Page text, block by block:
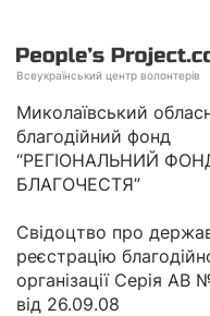
Всеукраїнський центр волонтерів
Миколаївський
благодійний фонд
“РЕГІОНАЛЬНИЙ
БЛАГОЧЕСТЯ”
Свідоцтво про
реєстрацію
організації Серія АВ
від 26.09.08